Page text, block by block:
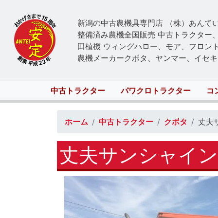
新潟の中古農機具専門店 （株）あんて
整備済み農機全国販売 中古トラクター
田植機 ウィングハロー、モア、フロン
農機メーカークボタ、ヤンマー、イセ
Main
navigation
中古トラクター パワクロトラクター コ
ホーム 中古トラクター クボタ 丈夫
丈夫サンシャイ